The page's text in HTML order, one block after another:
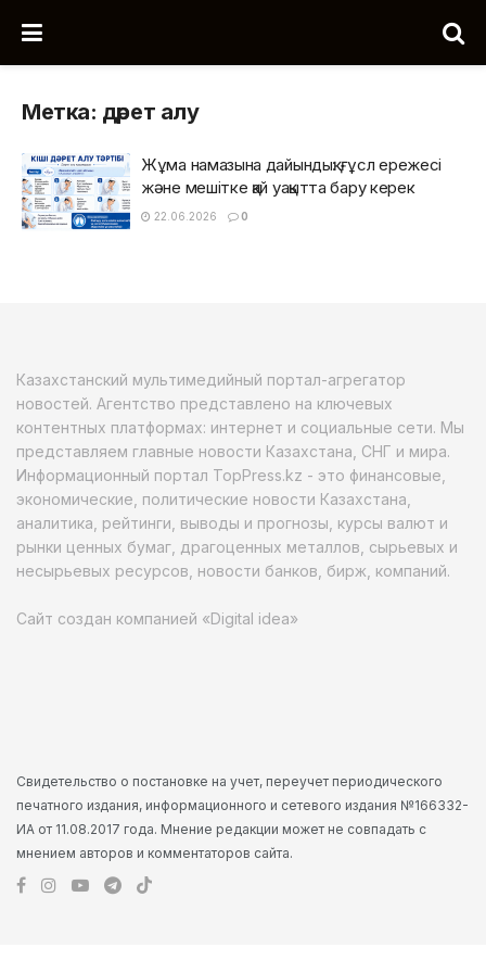
Метка: дәрет алу
Жұма намазына дайындық: ғұсл ережесі
және мешітке қай уақытта бару керек
22.06.2026 0
Казахстанский мультимедийный портал-агрегатор
новостей. Агентство представлено на ключевых
контентных платформах: интернет и социальные сети. Мы
представляем главные новости Казахстана, СНГ и мира.
Информационный портал TopPress.kz - это финансовые,
экономические, политические новости Казахстана,
аналитика, рейтинги, выводы и прогнозы, курсы валют и
рынки ценных бумаг, драгоценных металлов, сырьевых и
несырьевых ресурсов, новости банков, бирж, компаний.
Сайт создан компанией «Digital idea»
Свидетельство о постановке на учет, переучет периодического
печатного издания, информационного и сетевого издания №166332-
ИА от 11.08.2017 года. Мнение редакции может не совпадать с
мнением авторов и комментаторов сайта.